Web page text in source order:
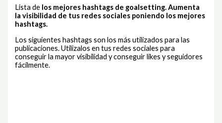
Lista de los mejores hashtags de goalsetting. Aumenta
la visibilidad de tus redes sociales poniendo los mejores
hashtags.
Los siguientes hashtags son los más utilizados para las
publicaciones. Utilizalos en tus redes sociales para
conseguir la mayor visibilidad y conseguir likes y seguidores
fácilmente.